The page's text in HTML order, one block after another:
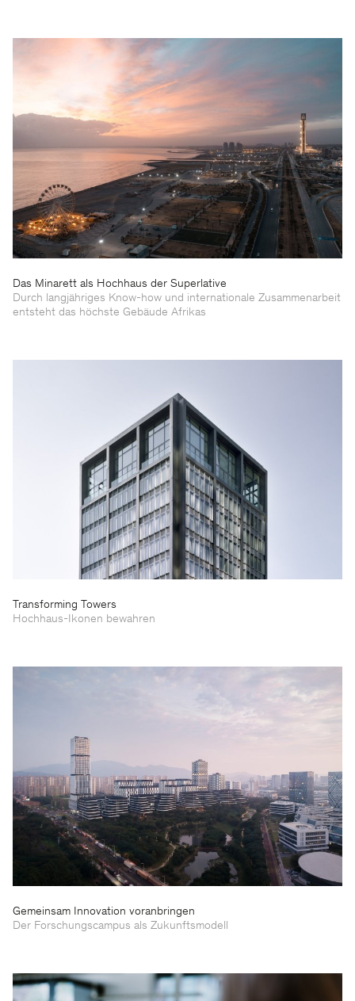
Das Minarett als Hochhaus der Superlative
Durch langjähriges Know-how und internationale Zusammenarbeit
entsteht das höchste Gebäude Afrikas
Transforming Towers
Hochhaus-Ikonen bewahren
Gemeinsam Innovation voranbringen
Der Forschungscampus als Zukunftsmodell